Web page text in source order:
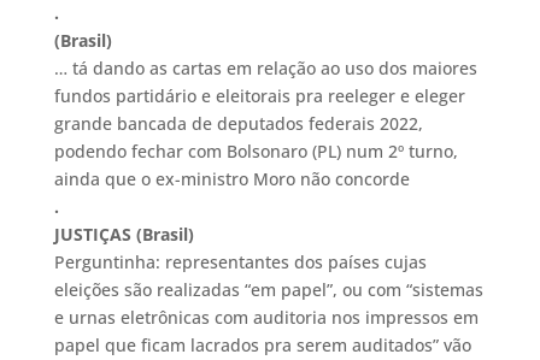
.
(Brasil)
… tá dando as cartas em relação ao uso dos maiores
fundos partidário e eleitorais pra reeleger e eleger
grande bancada de deputados federais 2022,
podendo fechar com Bolsonaro (PL) num 2º turno,
ainda que o ex-ministro Moro não concorde
.
JUSTIÇAS (Brasil)
Perguntinha: representantes dos países cujas
eleições são realizadas “em papel”, ou com “sistemas
e urnas eletrônicas com auditoria nos impressos em
papel que ficam lacrados pra serem auditados” vão